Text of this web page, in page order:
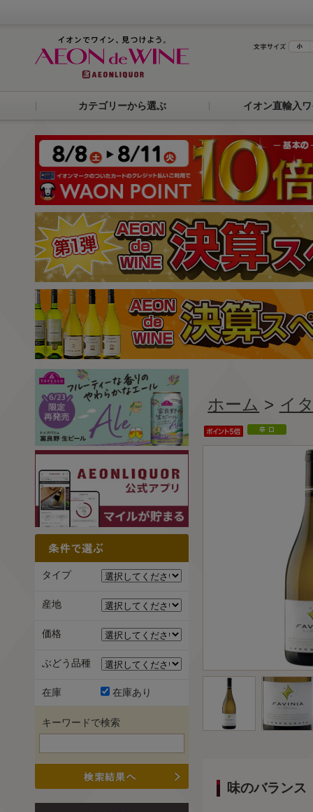
カテゴリーから選ぶ イオン直輸入
ホーム > イ
味のバランス
タイプ
産地
価格
ぶどう品種
在庫 在庫あり
キーワードで検索